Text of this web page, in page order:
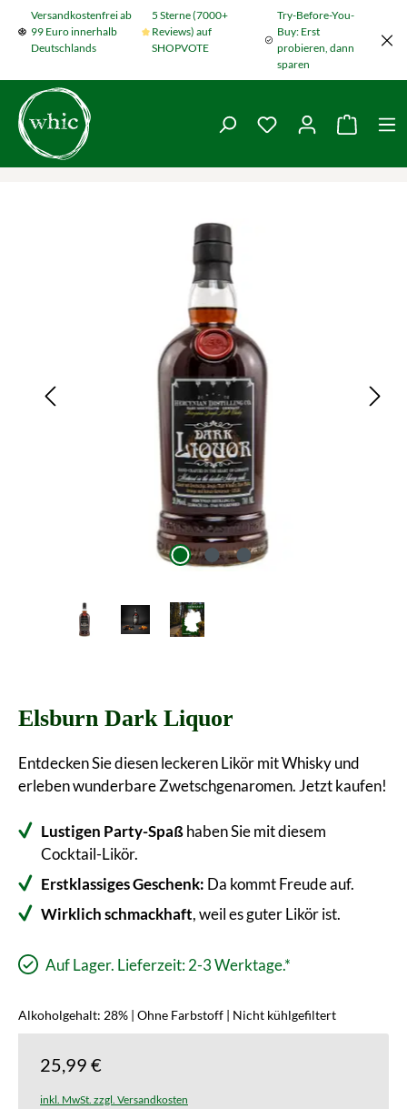
Zum Hauptinhalt springen
Versandkostenfrei ab
99 Euro innerhalb
Deutschlands
5 Sterne (7000+
Reviews) auf
SHOPVOTE
Try-Before-You-
Buy: Erst
probieren, dann
sparen
Du hast 0
Bildergalerie überspringen
Elsburn Dark Liquor
Entdecken Sie diesen leckeren Likör mit Whisky und
erleben wunderbare Zwetschgenaromen. Jetzt kaufen!
Lustigen Party-Spaßhaben Sie mit diesem
Cocktail-Likör.
Erstklassiges Geschenk: Da kommt Freude auf.
Wirklich schmackhaft, weil es guter Likör ist.
Auf Lager. Lieferzeit: 2-3 Werktage.*
Alkoholgehalt: 28% | Ohne Farbstoff | Nicht kühlgefiltert
25,99 €
inkl. MwSt. zzgl. Versandkosten